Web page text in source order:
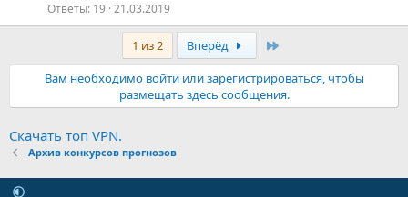
Ответы 19 21.03.2019
1 из 2 Вперёд
Вам необходимо войти или зарегистрироваться, чтобы
размещать здесь сообщения.
Скачать топ VPN.
Архив конкурсов прогнозов